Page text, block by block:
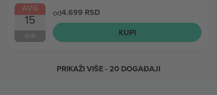
AVG
15
SUB
od4.699 RSD
KUPI
PRIKAŽI VIŠE- 20 DOGAĐAJI